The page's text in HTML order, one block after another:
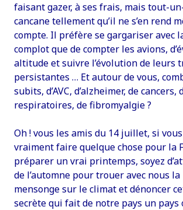
faisant gazer, à ses frais, mais tout-
cancane tellement qu’il ne s’en rend
compte. Il préfère se gargariser avec
complot que de compter les avions,
altitude et suivre l’évolution de leurs
persistantes … Et autour de vous,
subits, d’AVC, d’alzheimer, de
respiratoires, de fibromyalgie ?
Oh ! vous les amis du 14 juillet, si
vraiment faire quelque chose pour la
préparer un vrai printemps, soyez
de l’automne pour trouer avec nous
mensonge sur le climat et dénoncer
secrète qui fait de notre pays un pays